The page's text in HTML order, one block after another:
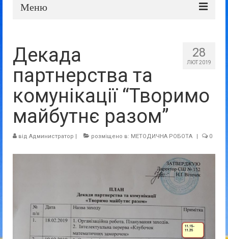
Меню
Дошка оголошень
Батькам та учням
Прозорість та відкритість
28
ЛЮТ 2019
Декада
партнерства та
комунікації “Творимо
майбутнє разом”
від Администратор | розміщено в: МЕТОДИЧНА РОБОТА | 0